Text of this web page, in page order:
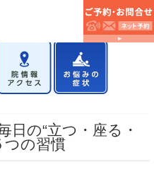
日の“立つ・座る・
つの習慣